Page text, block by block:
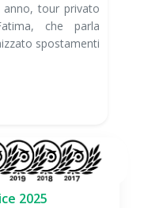
tour privato
che parla
spostamenti
2025